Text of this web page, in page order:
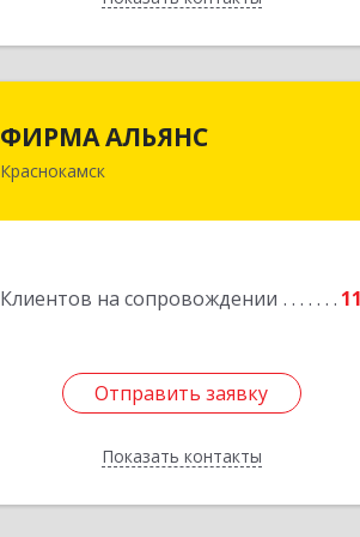
ФИРМА АЛЬЯНС
Краснокамск
Клиентов на сопровождении 11
Отправить заявку
Показать контакты
Отправить заявку
Назад